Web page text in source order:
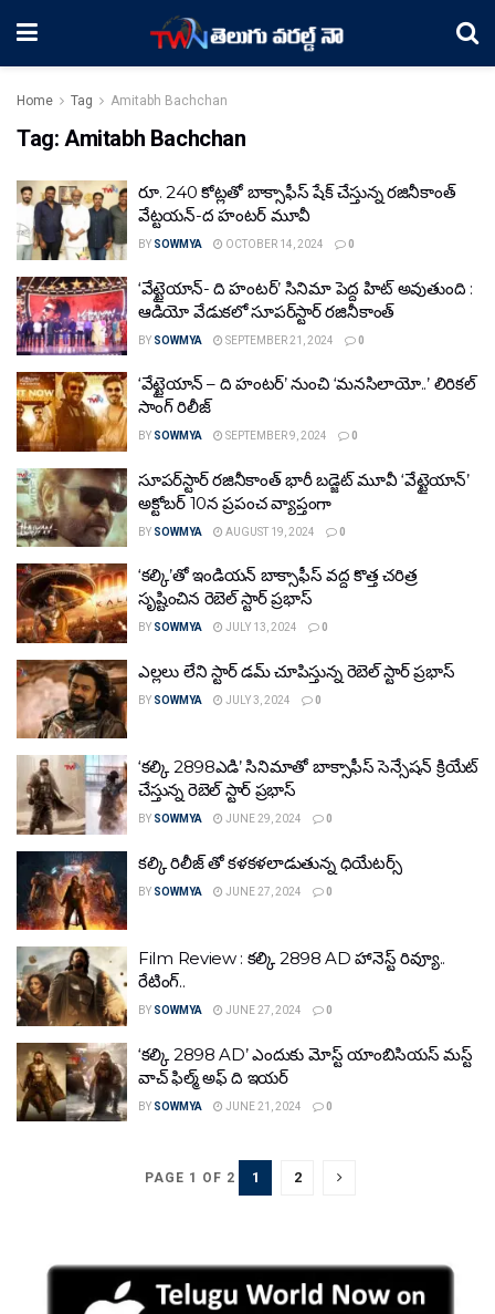
Home Tag Amitabh Bachchan
Tag: Amitabh Bachchan
రూ. 240 కోట్లతో బాక్సాఫీస్ షేక్ చేస్తున్న రజినీకాంత్
వేట్టయన్-ద హంట‌ర్‌ మూవీ
BY SOWMYA OCTOBER 14, 2024 0
‘వేట్టైయాన్- ది హంట‌ర్‌’ సినిమా పెద్ద హిట్ అవుతుంది :
ఆడియో వేడుక‌లో సూప‌ర్‌స్టార్ ర‌జినీకాంత్‌
BY SOWMYA SEPTEMBER 21, 2024 0
‘వేట్టైయాన్ – ది హంట‌ర్‌’ నుంచి ‘మనసిలాయో..’ లిరికల్
సాంగ్ రిలీజ్
BY SOWMYA SEPTEMBER 9, 2024 0
సూప‌ర్‌స్టార్ రజినీకాంత్‌ భారీ బ‌డ్జెట్ మూవీ ‘వేట్టైయాన్’
అక్టోబ‌ర్ 10న ప్ర‌పంచ వ్యాప్తంగా
BY SOWMYA AUGUST 19, 2024 0
‘కల్కి’తో ఇండియన్ బాక్సాఫీస్ వద్ద కొత్త చరిత్ర
సృష్టించిన రెబెల్ స్టార్ ప్రభాస్
BY SOWMYA JULY 13, 2024 0
ఎల్లలు లేని స్టార్ డమ్ చూపిస్తున్న రెబెల్ స్టార్ ప్రభాస్
BY SOWMYA JULY 3, 2024 0
‘కల్కి 2898ఎడి’ సినిమాతో బాక్సాఫీస్ సెన్సేషన్ క్రియేట్
చేస్తున్న రెబెల్ స్టార్ ప్రభాస్
BY SOWMYA JUNE 29, 2024 0
కల్కి రిలీజ్ తో కళకళలాడుతున్న ధియేటర్స్
BY SOWMYA JUNE 27, 2024 0
Film Review : కల్కి 2898 AD హానెస్ట్‌ రివ్యూ..
రేటింగ్‌..
BY SOWMYA JUNE 27, 2024 0
‘కల్కి 2898 AD’ ఎందుకు మోస్ట్ యాంబిసియస్ మస్ట్
వాచ్ ఫిల్మ్ అఫ్ ది ఇయర్
BY SOWMYA JUNE 21, 2024 0
PAGE 1 OF 2 1 2